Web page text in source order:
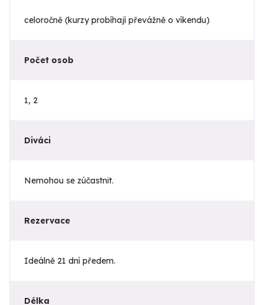
celoročně (kurzy probíhají převážně o víkendu)
Počet osob
1, 2
Diváci
Nemohou se zúčastnit.
Rezervace
Ideálně 21 dní předem.
Délka